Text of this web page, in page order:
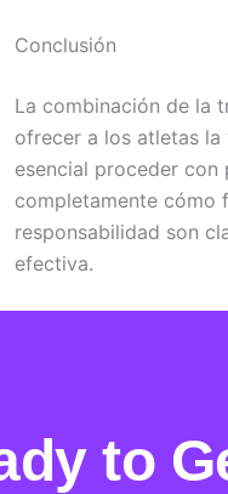
Conclusión
La combinación de la
ofrecer a los atletas la
esencial proceder con
completamente cómo
responsabilidad son
efectiva.
to